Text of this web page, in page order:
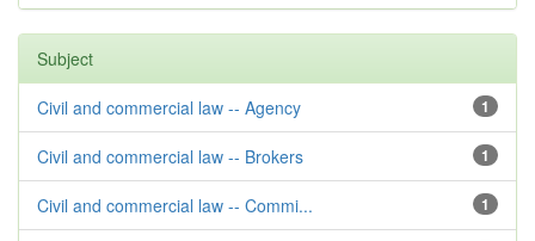
Subject
1
Civil and commercial law -- Agency
1
Civil and commercial law -- Brokers
1
Civil and commercial law -- Commi...